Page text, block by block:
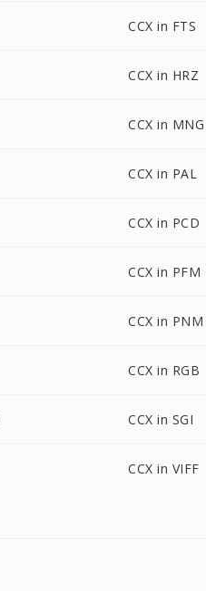
CCX in FTS
CCX in HRZ
CCX in MNG
CCX in PAL
CCX in PCD
CCX in PFM
CCX in PNM
CCX in RGB
CCX in SGI
CCX in VIFF